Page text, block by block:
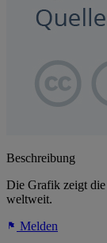
Beschreibung
Die Grafik zeigt
weltweit.
Melden